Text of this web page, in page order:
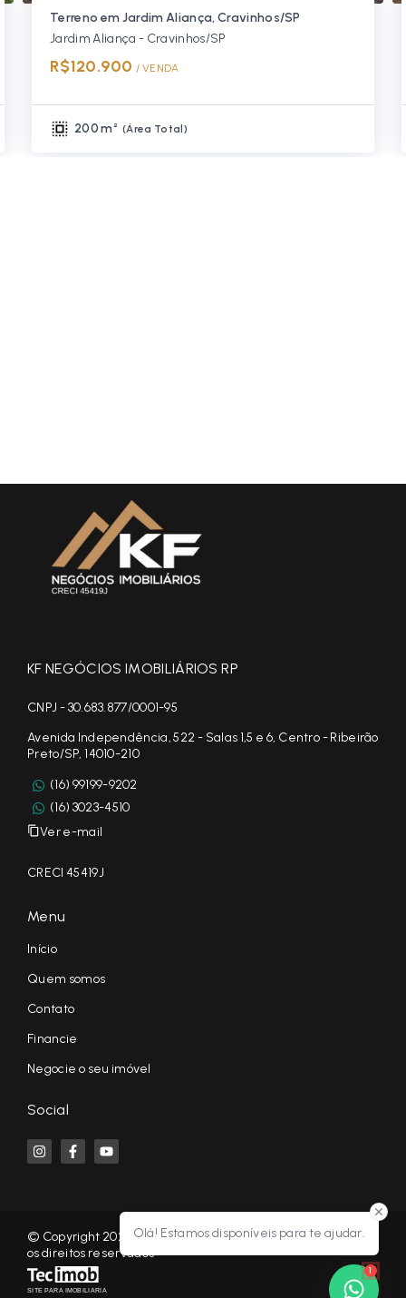
Terreno em Jardim Aliança, Cravinhos/SP
Jardim Aliança - Cravinhos/SP
R$120.900 / VENDA
200 m² (Área Total )
Olá! Estamos disponíveis para te ajudar.
1
KF NEGÓCIOS IMOBILIÁRIOS RP
CNPJ - 30.683.877/0001-95
Avenida Independência, 522 - Salas 1,5 e 6, Centro - Ribeirão
Preto/SP, 14010-210
(16) 99199-9202
(16) 3023-4510
Ver e-mail
CRECI 45419J
Menu
Início
Quem somos
Contato
Financie
Negocie o seu imóvel
Social
© Copyright 2026 - KF NEGÓCIOS IMOBILIÁRIOS RP - Todos
os direitos reservados
SITE PARA IMOBILIARIA